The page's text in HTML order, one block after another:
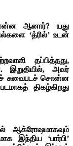
ஆனார்? யது
‘த்ரில்’ உடன்
தப்பித்தது,
இறுதியில், அவர்
சுவைபடச் சொன்ன
திகழ்கிறது
ஆக்ரோஷமாகவும்
இந்திய ‘பார்பி’